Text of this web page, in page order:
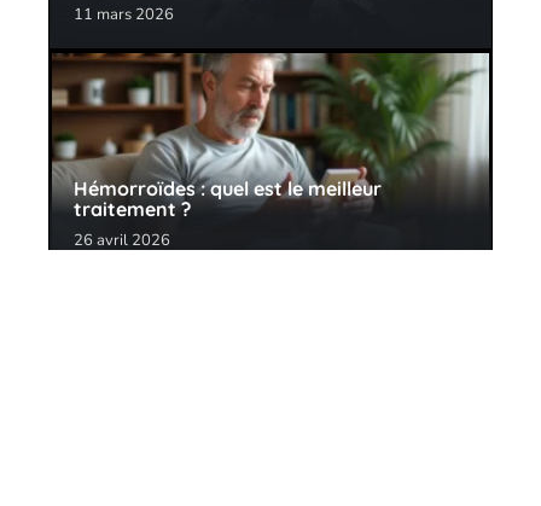
11 mars 2026
Hémorroïdes : quel est le meilleur
traitement ?
26 avril 2026